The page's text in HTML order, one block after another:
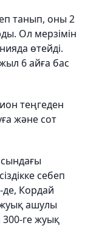
танып, оны 2
Ол мерзімін
өтейді.
6 айға бас
теңгеден
және сот
себеп
Кордай
ашулы
ге жуық